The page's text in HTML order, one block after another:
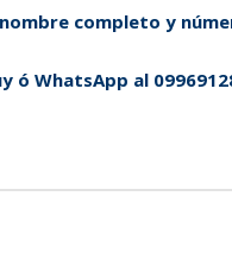
completo y
ó WhatsApp al